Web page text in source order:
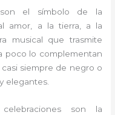
son el símbolo de la
amor, a la tierra, a la
musical que trasmite
poco lo complementan
siempre de negro o
elegantes.
son la